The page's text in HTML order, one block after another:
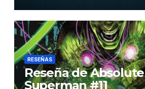
RESEÑAS
Reseña de Absolute
Superman #11